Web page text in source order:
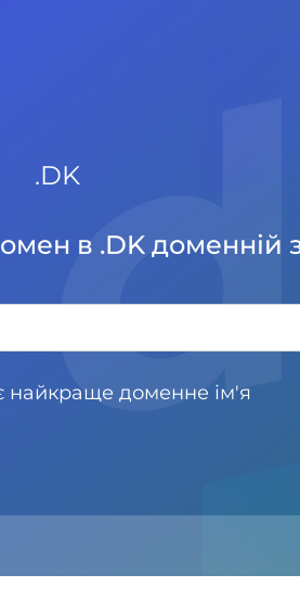
.DK
в .DK доменній
найкраще доменне ім'я